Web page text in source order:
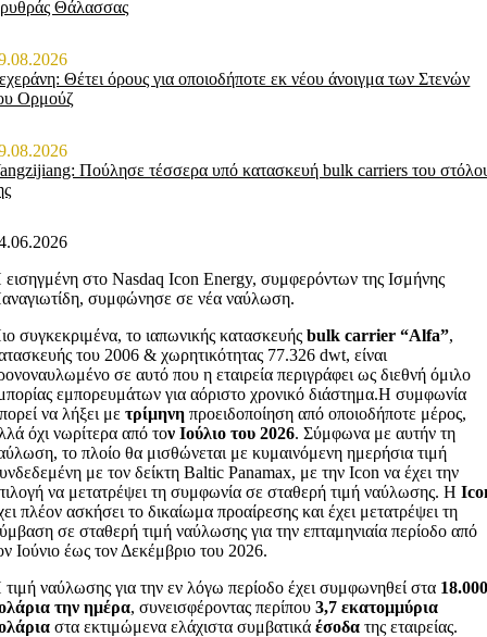
Θάλασσας
Θέτει όρους για οποιοδήποτε εκ νέου άνοιγμα των Στενών
Ορμούζ
Πούλησε τέσσερα υπό κατασκευή bulk carriers του
στο Nasdaq Icon Energy, συμφερόντων της Ισμήνης
συμφώνησε σε νέα ναύλωση.
συγκεκριμένα, το ιαπωνικής κατασκευήςbulk carrier “Alfa”,
του 2006 & χωρητικότητας 77.326 dwt, είναι
σε αυτό που η εταιρεία περιγράφει ως διεθνή όμιλο
εμπορευμάτων για αόριστο χρονικό διάστημα.Η συμφωνία
να λήξει μετρίμηνη προειδοποίηση από οποιοδήποτε μέρος,
όχι νωρίτερα από τον Ιούλιο του 2026. Σύμφωνα με αυτήν τη
το πλοίο θα μισθώνεται με κυμαινόμενη ημερήσια τιμή
με τον δείκτη Baltic Panamax, με την Icon να έχει την
να μετατρέψει τη συμφωνία σε σταθερή τιμή ναύλωσης. Η
πλέον ασκήσει το δικαίωμα προαίρεσης και έχει μετατρέψει τη
σε σταθερή τιμή ναύλωσης για την επταμηνιαία περίοδο από
Ιούνιο έως τον Δεκέμβριο του 2026.
ναύλωσης για την εν λόγω περίοδο έχει συμφωνηθεί στα
την ημέρα, συνεισφέροντας περίπου3,7 εκατομμύρια
στα εκτιμώμενα ελάχιστα συμβατικά έσοδα της εταιρείας.